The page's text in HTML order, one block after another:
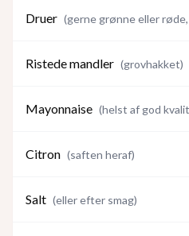
Druer (gerne grønne eller
Ristede mandler (grovhakket)
Mayonnaise (helst af god
Citron (saften heraf)
Salt (eller efter smag)